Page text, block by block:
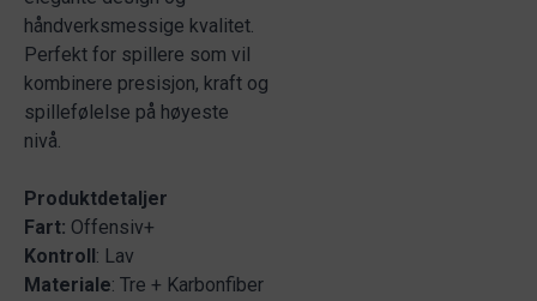
håndverksmessige kvalitet.
Perfekt for spillere som vil
kombinere presisjon, kraft og
spillefølelse på høyeste
nivå.
Produktdetaljer
Fart: Offensiv+
Kontroll: Lav
Materiale: Tre + Karbonfiber